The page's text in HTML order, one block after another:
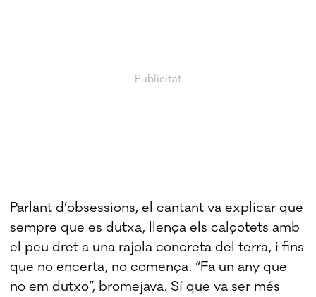
Parlant d’obsessions, el cantant va explicar que
sempre que es dutxa, llença els calçotets amb
el peu dret a una rajola concreta del terra, i fins
que no encerta, no comença. “Fa un any que
no em dutxo”, bromejava. Sí que va ser més